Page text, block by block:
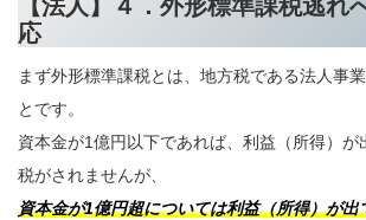
【法人】４．外形標準課税逃れ
応
まず外形標準課税とは、地方税である法人事
とです。
資本金が1億円以下であれば、利益（所得）が
税がされませんが、
資本金が1億円超については利益（所得）が出